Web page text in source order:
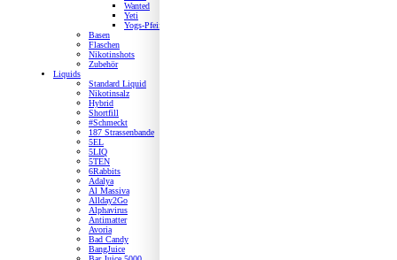
Wanted
Yeti
Yogs-Pfeifen
Basen
Flaschen
Nikotinshots
Zubehör
Liquids
Standard Liquid
Nikotinsalz
Hybrid
Shortfill
#Schmeckt
187 Strassenbande
5EL
5LIQ
5TEN
6Rabbits
Adalya
Al Massiva
Allday2Go
Alphavirus
Antimatter
Avoria
Bad Candy
BangJuice